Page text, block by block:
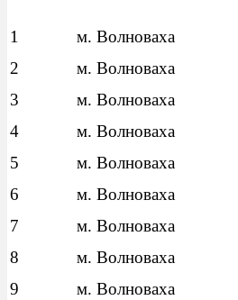
1 м. Волноваха
2
м. Волноваха
3
м. Волноваха
4
м. Волноваха
5
м. Волноваха
6
м. Волноваха
7
м. Волноваха
8
м. Волноваха
9
м. Волноваха